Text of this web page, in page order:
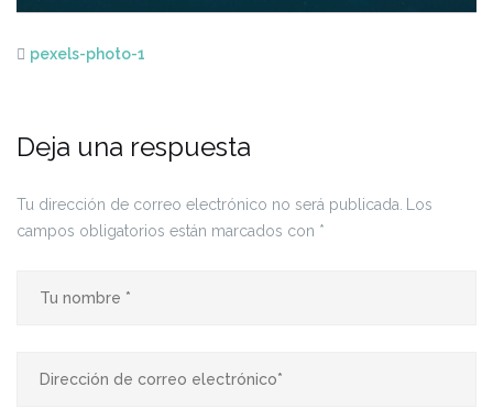
pexels-photo-1
Deja una respuesta
Tu dirección de correo electrónico no será publicada.
Los
campos obligatorios están marcados con *